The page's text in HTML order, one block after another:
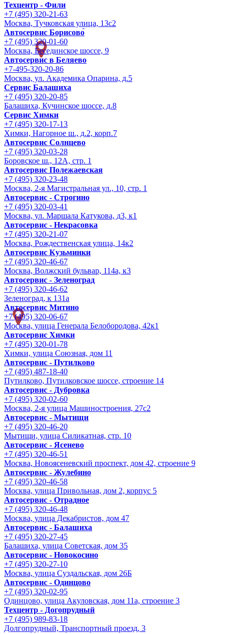
Техцентр - Фили
+7 (495) 320-21-63
Москва, Тучковская улица, 13с2
Автосервис Борисово
+7 (495) 320-01-60
Москва, Бесединское шоссе, 9
Автосервис в Беляево
+7-495-320-20-86
Москва, ул. Академика Опарина, д.5
Сервис Балашиха
+7 (495) 320-20-85
Балашиха, Кучинское шоссе, д.8
Сервис Химки
+7 (495) 320-17-13
Химки, Нагорное ш., д.2, корп.7
Автосервис Солнцево
+7 (495) 320-03-28
Боровское ш., 12А, стр. 1
Автосервис Полежаевская
+7 (495) 320-23-48
Москва, 2-я Магистральная ул., 10, стр. 1
Автосервис - Строгино
+7 (495) 320-03-41
Москва, ул. Маршала Катукова, д3, к1
Автосервис - Некрасовка
+7 (495) 320-21-07
Москва, Рождественская улица, 14к2
Автосервис Кузьминки
+7 (495) 320-46-67
Москва, Волжский бульвар, 114а, к3
Автосервис - Зеленоград
+7 (495) 320-46-62
Зеленоград, к 131а
Автосервис Митино
+7 (495) 320-06-67
Москва, улица Генерала Белобородова, 42к1
Автосервис Химки
+7 (495) 320-01-78
Химки, улица Союзная, дом 11
Автосервис - Путилково
+7 (495) 487-18-40
Путилково, Путилковское шоссе, строение 14
Автосервис - Дубровка
+7 (495) 320-02-60
Москва, 2-я улица Машиностроения, 27с2
Автосервис - Мытищи
+7 (495) 320-46-20
Мытищи, улица Силикатная, стр. 10
Автосервис - Ясенево
+7 (495) 320-46-51
Москва, Новоясеневский проспект, дом 42, строение 9
Автосервис - Жулебино
+7 (495) 320-46-58
Москва, улица Привольная, дом 2, корпус 5
Автосервис - Отрадное
+7 (495) 320-46-48
Москва, улица Декабристов, дом 47
Автосервис - Балашиха
+7 (495) 320-27-45
Балашиха, улица Советская, дом 35
Автосервис - Новокосино
+7 (495) 320-27-10
Москва, улица Суздальская, дом 26Б
Автосервис - Одинцово
+7 (495) 320-02-95
Одинцово, улица Акуловская, дом 11а, строение 3
Техцентр - Догопрудный
+7 (495) 989-83-18
Долгопрудный, Транспортный проезд, 3